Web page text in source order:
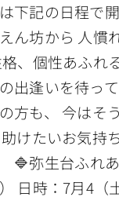
下記の日程で開
ん坊から 人慣
、個性あふれ
出逢いを待っ
方も、 今はそ
けたいお気持
🔷弥生台ふれ
日時：7月4（